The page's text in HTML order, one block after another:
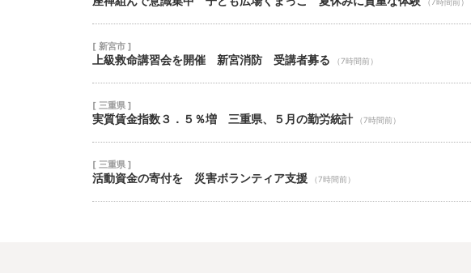
[ 新宮市 ]
上級救命講習会を開催 新宮消防 受講者募る （7時間前）
[ 三重県 ]
実質賃金指数３．５％増 三重県、５月の勤労統計 （7時間前）
[ 三重県 ]
活動資金の寄付を 災害ボランティア支援 （7時間前）